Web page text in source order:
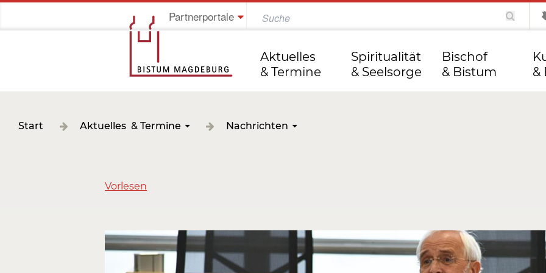
Jung im Bistum katholisch.de Tag des Herrn
Partnerportale
Aktuelles
& Termine
Spiritualität
& Seelsorge
Bischof
& Bistum
&
Start Aktuelles & Termine Nachrichten
Vorlesen